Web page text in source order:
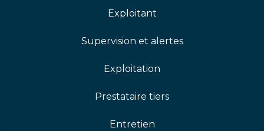
Exploitant
Supervision et alertes
Exploitation
Prestataire tiers
Entretien